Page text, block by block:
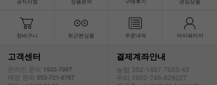
장바구니 최근본상품 주문내역 마이페이지
고객센터
온라인 문의 1522-7897
매장 문의 053-721-6787
결제계좌안내
농협 352-1487-7653-43
우리 1002-746-829227